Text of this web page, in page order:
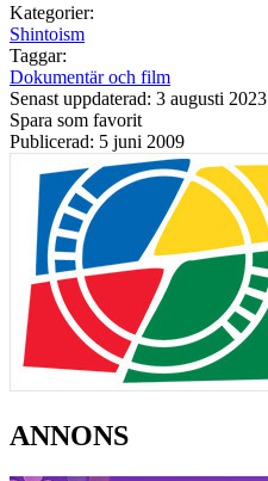
Kategorier:
Shintoism
Taggar:
Dokumentär och film
Senast uppdaterad: 3 augusti 2023
Spara som favorit
Publicerad: 5 juni 2009
ANNONS